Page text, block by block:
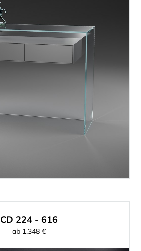
CD 224 - 616
ab 1.348 €